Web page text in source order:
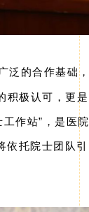
泛的合作基础，
积极认可，更是
作站”，是医院
依托院士团队引